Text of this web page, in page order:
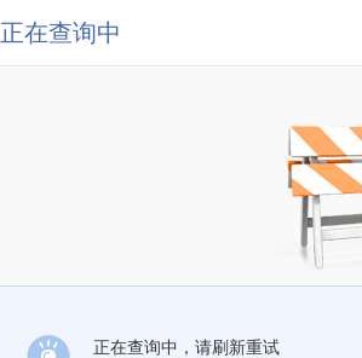
正在查询中
正在查询中，请刷新重试